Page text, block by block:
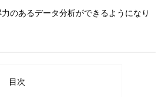
のあるデータ分析ができるようになり
目次